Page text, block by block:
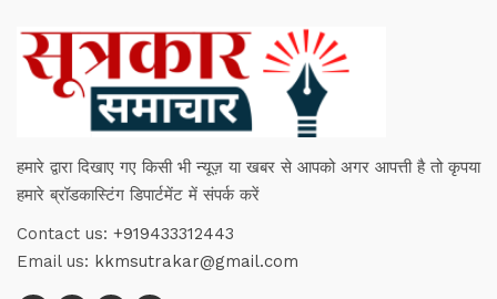
हमारे द्वारा दिखाए गए किसी भी न्यूज़ या खबर से आपको अगर आपत्ती है तो कृपया
हमारे ब्रॉडकास्टिंग डिपार्टमेंट में संपर्क करें
Contact us: +919433312443
Email us: kkmsutrakar@gmail.com